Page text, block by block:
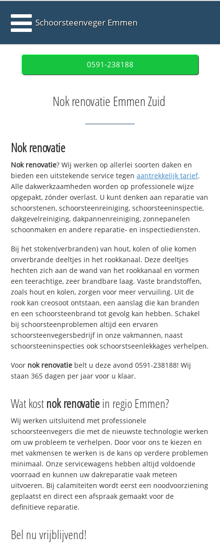
Schoorsteenveger Emmen
0591-238188
Nok renovatie Emmen Zuid
Nok renovatie
Nok renovatie? Wij werken op allerlei soorten daken en
bieden een uitstekende service tegenaantrekkelijk tarief.
Alle dakwerkzaamheden worden op professionele wijze
opgepakt, zónder overlast. U kunt denken aan reparatie van
schoorstenen, schoorsteenreiniging, schoorsteeninspectie,
dakgevelreiniging, dakpannenreiniging, zonnepanelen
schoonmaken en andere reparatie- en inspectiediensten.
Bij het stoken(verbranden) van hout, kolen of olie komen
onverbrande deeltjes in het rookkanaal. Deze deeltjes
hechten zich aan de wand van het rookkanaal en vormen
een teerachtige, zeer brandbare laag. Vaste brandstoffen,
zoals hout en kolen, zorgen voor meer vervuiling. Uit de
rook kan creosoot ontstaan, een aanslag die kan branden
en een schoorsteenbrand tot gevolg kan hebben. Schakel
bij schoorsteenproblemen altijd een ervaren
schoorsteenvegersbedrijf in onze vakmannen, naast
schoorsteeninspecties ook schoorstseenlekkages verhelpen.
Voor nok renovatie belt u deze avond 0591-238188! Wij
staan 365 dagen per jaar voor u klaar.
Wat kostnok renovatiein regio Emmen?
Wij werken uitsluitend met professionele
schoorsteenvegers die met de nieuwste technologie werken
om uw probleem te verhelpen. Door voor ons te kiezen en
met vakmensen te werken is de kans op verdere problemen
minimaal. Onze servicewagens hebben altijd voldoende
voorraad en kunnen uw dakreparatie vaak meteen
uitvoeren. Bij calamiteiten wordt eerst een noodvoorziening
geplaatst en direct een afspraak gemaakt voor de
definitieve reparatie.
Bel nu vrijblijvend!